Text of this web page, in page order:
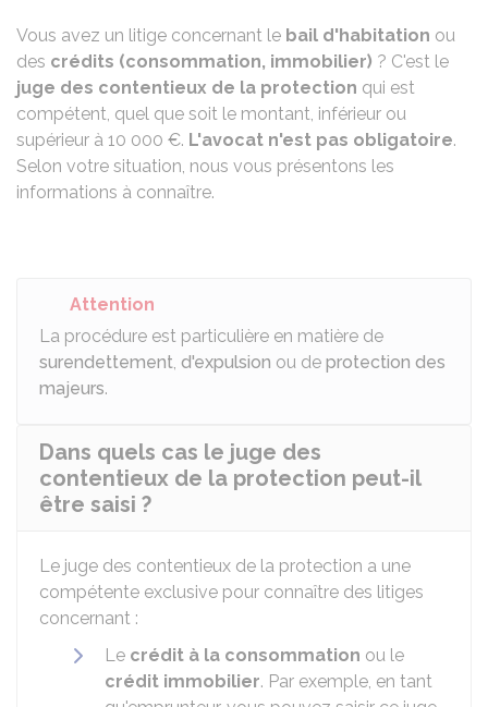
Vous avez un litige concernant le bail d'habitation ou
des crédits (consommation, immobilier) ? C'est le
juge des contentieux de la protection qui est
compétent, quel que soit le montant, inférieur ou
supérieur à 10 000 €. L'avocat n'est pas obligatoire.
Selon votre situation, nous vous présentons les
informations à connaître.
Attention
La procédure est particulière en matière de
surendettement, d'expulsion ou de protection des
majeurs.
Dans quels cas le juge des
contentieux de la protection peut-il
être saisi ?
Le juge des contentieux de la protection a une
compétente exclusive pour connaître des litiges
concernant :
Le crédit à la consommation ou le
crédit immobilier. Par exemple, en tant